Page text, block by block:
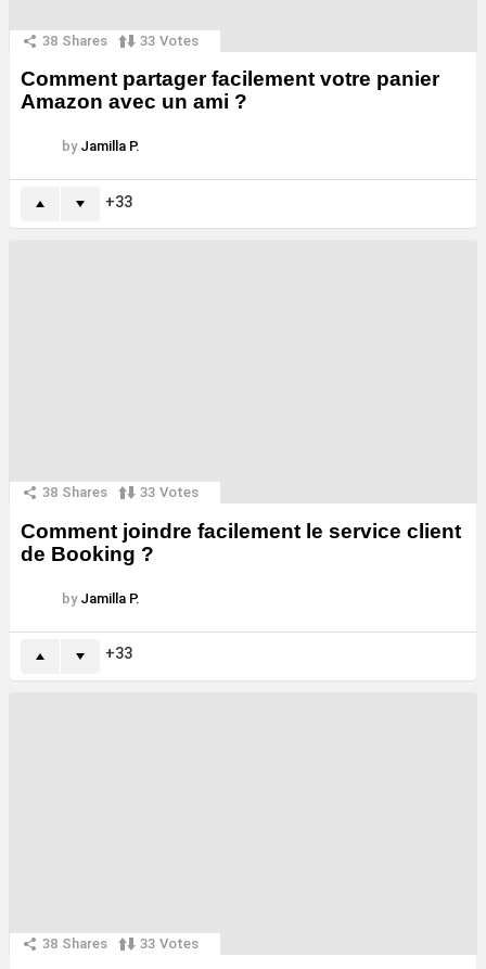
38 Shares 33 Votes
Comment partager facilement votre panier
Amazon avec un ami ?
by Jamilla P.
33
38 Shares 33 Votes
Comment joindre facilement le service client
de Booking ?
by Jamilla P.
33
38 Shares 33 Votes